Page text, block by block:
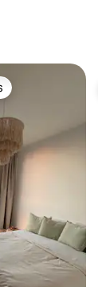
dos hóspedes